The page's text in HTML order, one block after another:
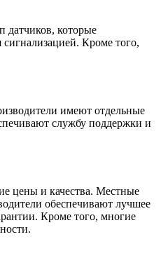
датчиков, которые
Кроме того,
имеют отдельные
службу поддержки и
цены и качества. Местные
обеспечивают лучшее
Кроме того, многие